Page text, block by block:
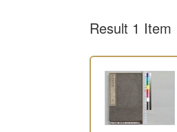
Result 1 Item